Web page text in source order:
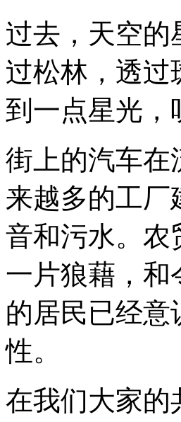
过去，天空的
过松林，透过
到一点星光，
街上的汽车在
来越多的工厂
音和污水。农
一片狼藉，和
的居民已经意
性。
在我们大家的